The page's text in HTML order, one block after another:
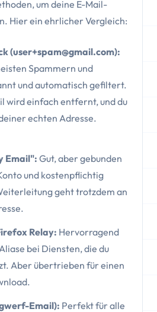
um deine E-Mail-
Hier ein ehrlicher Vergleich:
(user+spam@gmail.com):
Spammern und
und automatisch gefiltert.
wird einfach entfernt, und du
echten Adresse.
Email": Gut, aber gebunden
und kostenpflichtig
geht trotzdem an
Relay: Hervorragend
bei Diensten, die du
Aber übertrieben für einen
Email): Perfekt für alle